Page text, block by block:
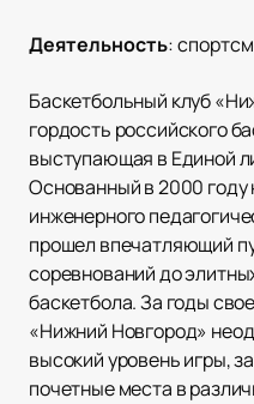
Деятельность:
Баскетбольный клуб
гордость российского
выступающая в Единой
Основанный в 2000 году
инженерного
прошел впечатляющий
соревнований до
баскетбола. За годы
«Нижний Новгород»
высокий уровень игры,
почетные места в